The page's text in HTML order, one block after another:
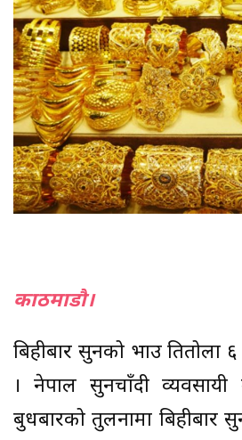
काठमाडौ।
बिहीबार सुनको भाउ
। नेपाल सुनचाँदी व्यवसायी
बुधबारको तुलनामा बिहीबार